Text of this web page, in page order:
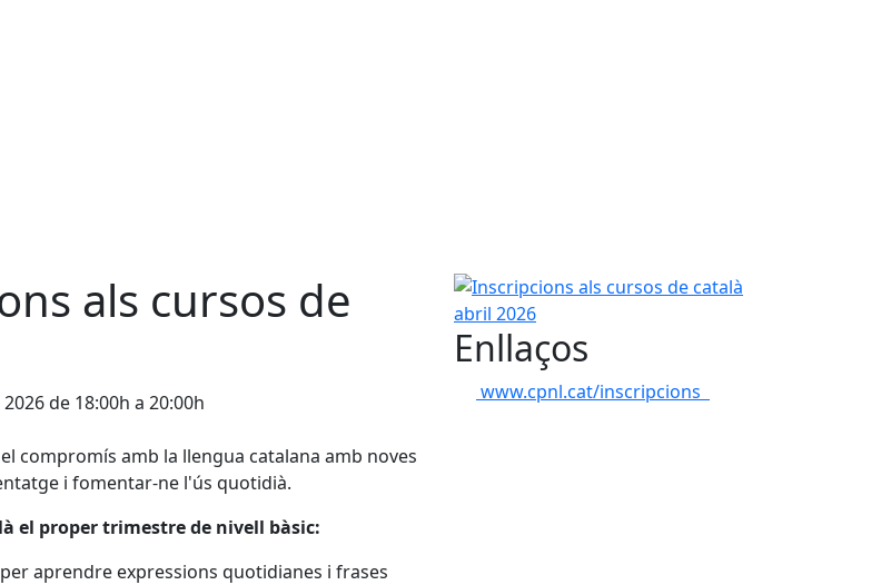
als cursos de
de 18:00h a 20:00h
compromís amb la llengua catalana amb noves
i fomentar-ne l'ús quotidià.
el proper trimestre de nivell bàsic:
aprendre expressions quotidianes i frases
Inscripcions als cursos de català abril 2026
Enllaços
www.cpnl.cat/inscripcions